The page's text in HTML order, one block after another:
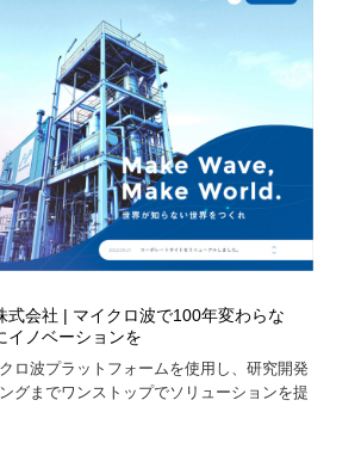
式会社 | マイクロ波で100年変わらな
イノベーションを
ロ波プラットフォームを使用し、研究開発
グまでワンストップでソリューションを提